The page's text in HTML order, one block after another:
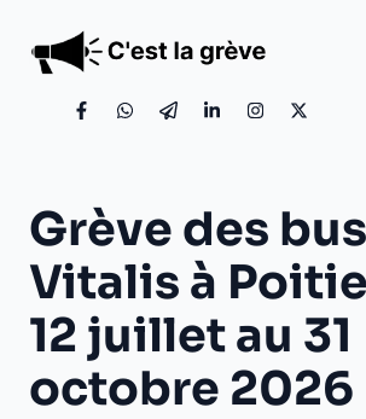
contenu
Grève des bus
Vitalis à
12 juillet au 31
octobre 2026